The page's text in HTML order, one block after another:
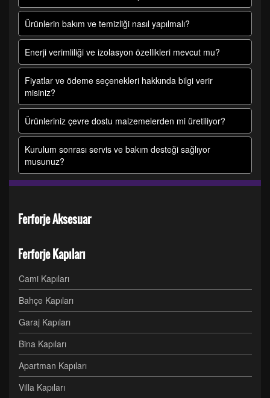
Ürünlerin bakım ve temizliği nasıl yapılmalı?
Enerji verimliliği ve izolasyon özellikleri mevcut mu?
Fiyatlar ve ödeme seçenekleri hakkında bilgi verir
misiniz?
Ürünleriniz çevre dostu malzemelerden mi üretiliyor?
Kurulum sonrası servis ve bakım desteği sağlıyor
musunuz?
Ferforje Aksesuar
Ferforje Kapıları
Cami Kapıları
Bahçe Kapıları
Garaj Kapıları
Bina Kapıları
Apartman Kapıları
Villa Kapıları